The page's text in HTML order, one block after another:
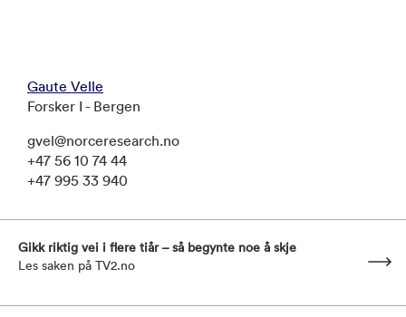
Gaute Velle
Forsker I - Bergen
gvel@norceresearch.no
+47 56 10 74 44
+47 995 33 940
Gikk riktig vei i flere tiår – så begynte noe å skje
Les saken på TV2.no